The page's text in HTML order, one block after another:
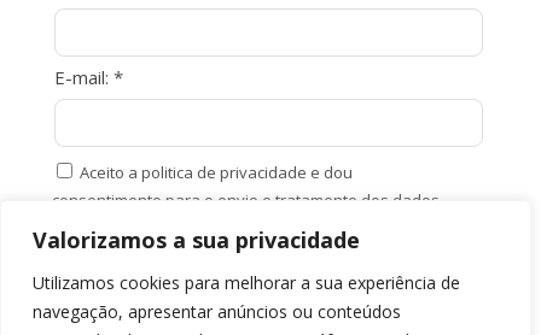
Valorizamos a sua privacidade
Utilizamos cookies para melhorar a sua experiência de
navegação, apresentar anúncios ou conteúdos
E-mail: *
Aceito a politica de privacidade e dou
consentimento para o envio e tratamento dos dados.